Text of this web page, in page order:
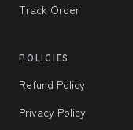
Track Order
POLICIES
Refund Policy
Privacy Policy